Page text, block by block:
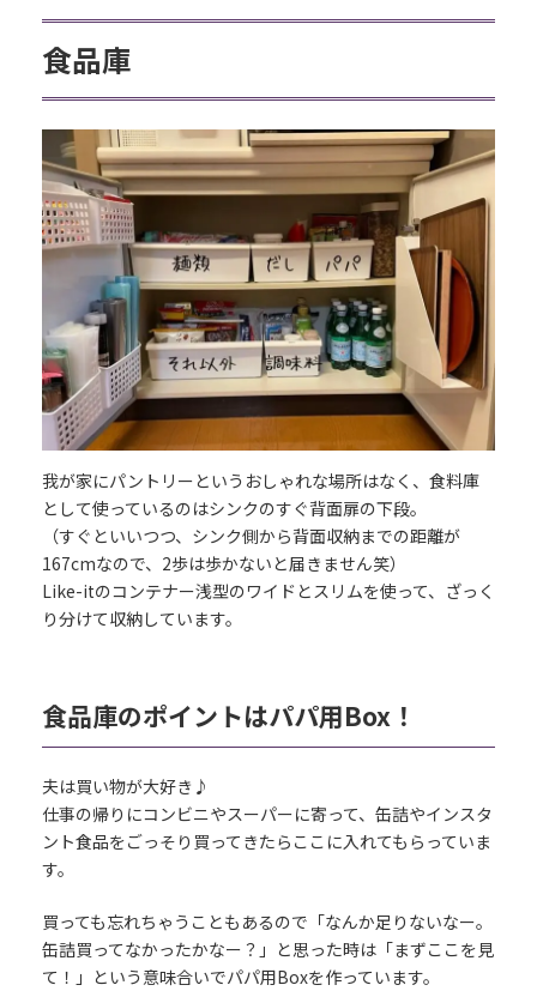
食品庫
我が家にパントリーというおしゃれな場所はなく、食料庫
として使っているのはシンクのすぐ背面扉の下段。
（すぐといいつつ、シンク側から背面収納までの距離が
167cmなので、2歩は歩かないと届きません笑）
Like-itのコンテナー浅型のワイドとスリムを使って、ざっく
り分けて収納しています。
食品庫のポイントはパパ用Box！
夫は買い物が大好き♪
仕事の帰りにコンビニやスーパーに寄って、缶詰やインスタ
ント食品をごっそり買ってきたらここに入れてもらっていま
す。
買っても忘れちゃうこともあるので「なんか足りないなー。
缶詰買ってなかったかなー？」と思った時は「まずここを見
て！」という意味合いでパパ用Boxを作っています。